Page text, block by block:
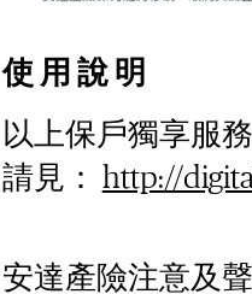
使 用 說 明
以上保戶獨享服
請見：
http://
安達產險注意及